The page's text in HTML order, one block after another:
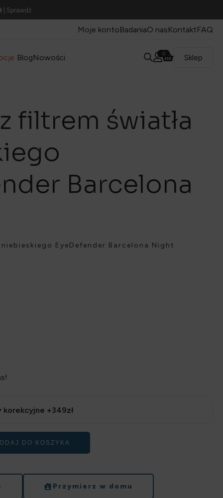
| Sprawdź
Moje kontoBadaniaO nasKontaktFAQ
BlogNowości 0 Sklep
filtrem światła
Barcelona
EyeDefender Barcelona Night
+349zł
DO KOSZYKA
Przymierz w domu